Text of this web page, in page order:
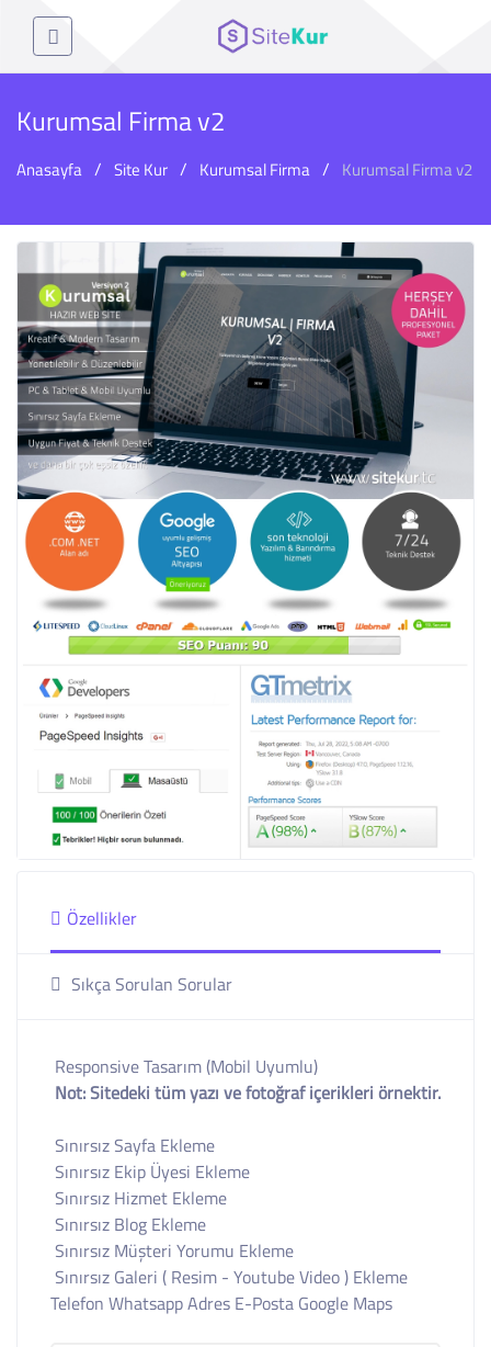
Kurumsal Firma v2
Anasayfa Site Kur Kurumsal Firma Kurumsal Firma v2
Özellikler
Sıkça Sorulan Sorular
Responsive Tasarım (Mobil Uyumlu)
Not: Sitedeki tüm yazı ve fotoğraf içerikleri örnektir.
Sınırsız Sayfa Ekleme
Sınırsız Ekip Üyesi Ekleme
Sınırsız Hizmet Ekleme
Sınırsız Blog Ekleme
Sınırsız Müşteri Yorumu Ekleme
Sınırsız Galeri ( Resim - Youtube Video ) Ekleme
Telefon Whatsapp Adres E-Posta Google Maps